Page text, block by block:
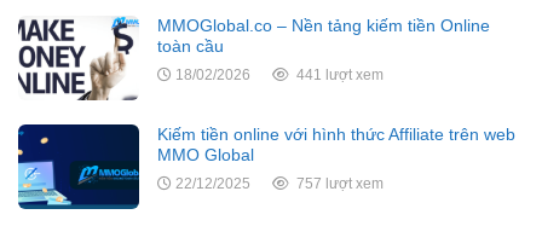
MMOGlobal.co – Nền tảng kiếm tiền Online
toàn cầu
18/02/2026 441 lượt xem
Kiếm tiền online với hình thức Affiliate trên web
MMO Global
22/12/2025 757 lượt xem